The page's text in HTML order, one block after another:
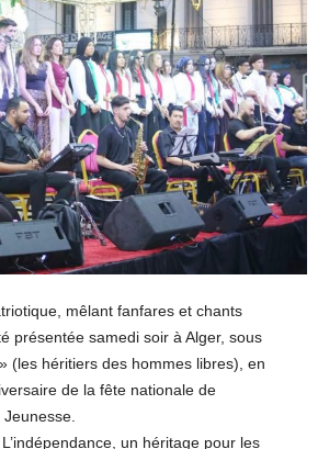
mêlant fanfares et chants
présentée samedi soir à Alger, sous
(les héritiers des hommes libres), en
de la fête nationale de
Jeunesse.
un héritage pour les